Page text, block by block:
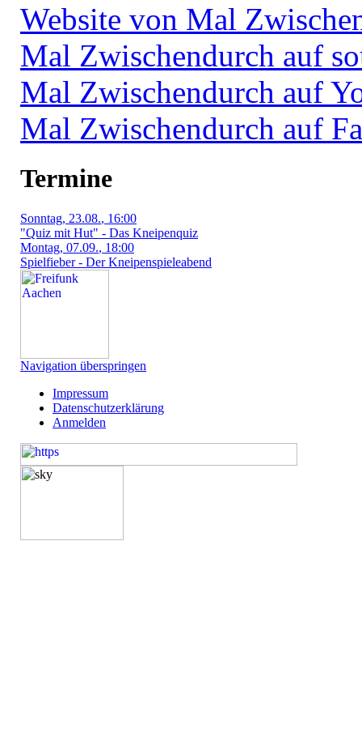
Website von Mal
Mal Zwischendurch auf
Mal Zwischendurch auf
Mal Zwischendurch auf
Termine
Sonntag, 23.08., 16:00
"Quiz mit Hut" - Das Kneipenquiz
Montag, 07.09., 18:00
Spielfieber - Der Kneipenspieleabend
Navigation überspringen
Impressum
Datenschutzerklärung
Anmelden